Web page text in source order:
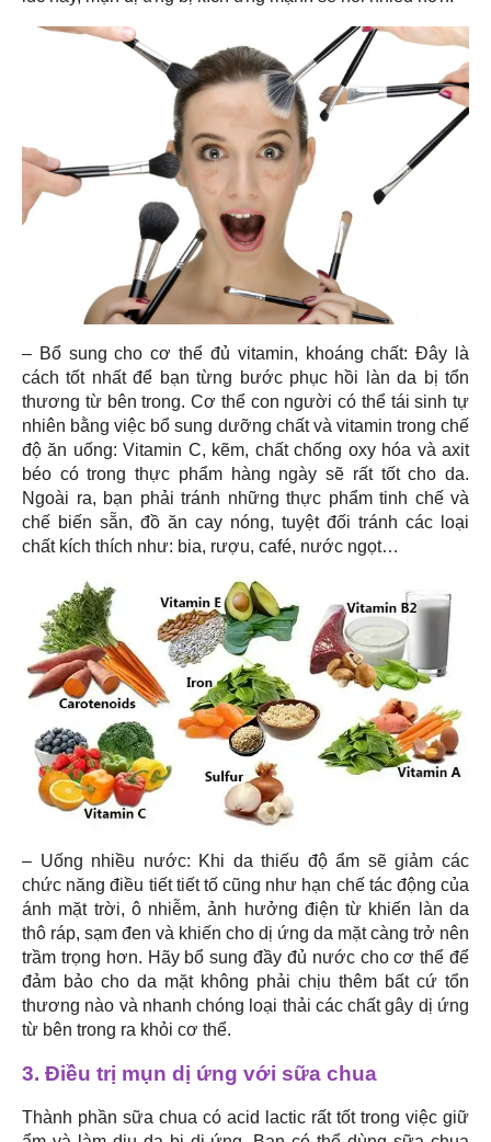
– Bổ sung cho cơ thể đủ vitamin, khoáng chất: Đây là
cách tốt nhất để bạn từng bước phục hồi làn da bị tổn
thương từ bên trong. Cơ thể con người có thể tái sinh tự
nhiên bằng việc bổ sung dưỡng chất và vitamin trong chế
độ ăn uống: Vitamin C, kẽm, chất chống oxy hóa và axit
béo có trong thực phẩm hàng ngày sẽ rất tốt cho da.
Ngoài ra, bạn phải tránh những thực phẩm tinh chế và
chế biến sẵn, đồ ăn cay nóng, tuyệt đối tránh các loại
chất kích thích như: bia, rượu, café, nước ngọt…
– Uống nhiều nước: Khi da thiếu độ ẩm sẽ giảm các
chức năng điều tiết tiết tố cũng như hạn chế tác động của
ánh mặt trời, ô nhiễm, ảnh hưởng điện từ khiến làn da
thô ráp, sạm đen và khiến cho dị ứng da mặt càng trở nên
trầm trọng hơn. Hãy bổ sung đầy đủ nước cho cơ thể để
đảm bảo cho da mặt không phải chịu thêm bất cứ tổn
thương nào và nhanh chóng loại thải các chất gây dị ứng
từ bên trong ra khỏi cơ thể.
3. Điều trị mụn dị ứng với sữa chua
Thành phần sữa chua có acid lactic rất tốt trong việc giữ